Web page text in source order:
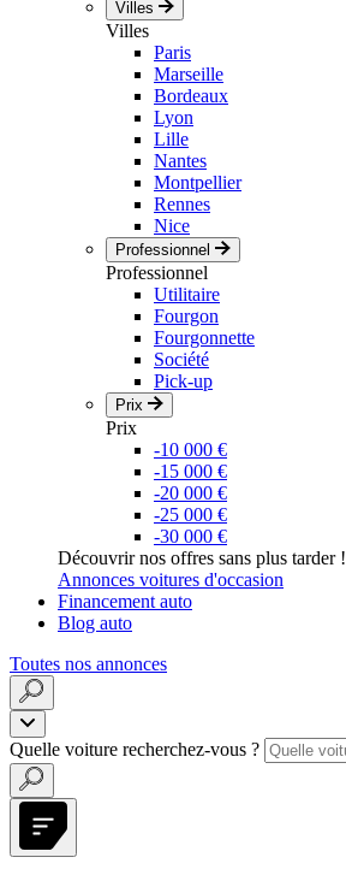
Villes
Villes
Paris
Marseille
Bordeaux
Lyon
Lille
Nantes
Montpellier
Rennes
Nice
Professionnel
Professionnel
Utilitaire
Fourgon
Fourgonnette
Société
Pick-up
Prix
Prix
-10 000 €
-15 000 €
-20 000 €
-25 000 €
-30 000 €
Découvrir nos offres sans plus tarder !
Annonces voitures d'occasion
Financement auto
Blog auto
Toutes nos annonces
Quelle voiture recherchez-vous ?